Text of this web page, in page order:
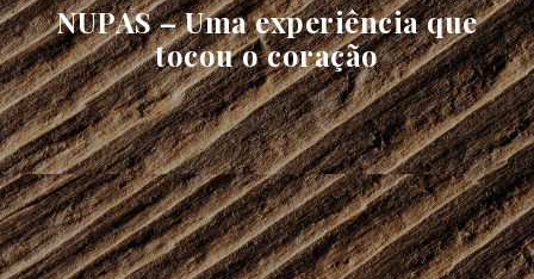
NUPAS – Uma experiência que
tocou o coração